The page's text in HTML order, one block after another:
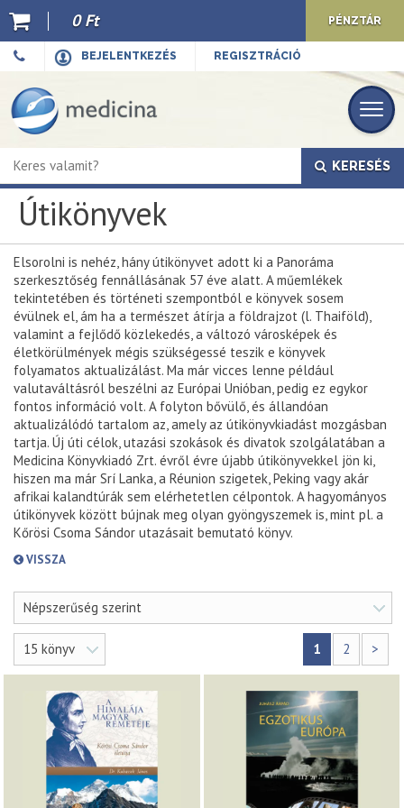
BEJELENTKEZÉS REGISZTRÁCIÓ
0 Ft PÉNZTÁR
KERESÉS
Útikönyvek
Elsorolni is nehéz, hány útikönyvet adott ki a Panoráma
szerkesztőség fennállásának 57 éve alatt. A műemlékek
tekintetében és történeti szempontból e könyvek sosem
évülnek el, ám ha a természet átírja a földrajzot (l. Thaiföld),
valamint a fejlődő közlekedés, a változó városképek és
életkörülmények mégis szükségessé teszik e könyvek
folyamatos aktualizálást. Ma már vicces lenne például
valutaváltásról beszélni az Európai Unióban, pedig ez egykor
fontos információ volt. A folyton bővülő, és állandóan
aktualizálódó tartalom az, amely az útikönyvkiadást mozgásban
tartja. Új úti célok, utazási szokások és divatok szolgálatában a
Medicina Könyvkiadó Zrt. évről évre újabb útikönyvekkel jön ki,
hiszen ma már Srí Lanka, a Réunion szigetek, Peking vagy akár
afrikai kalandtúrák sem elérhetetlen célpontok. A hagyományos
útikönyvek között bújnak meg olyan gyöngyszemek is, mint pl. a
Kőrösi Csoma Sándor utazásait bemutató könyv.
VISSZA
Népszerűség szerint
15 könyv 1 2 >
Ajánló
Kiadványaink
E-book
Újdonságok
Akciók
Előkészületben
Hírek
Top 10
Cégünkről